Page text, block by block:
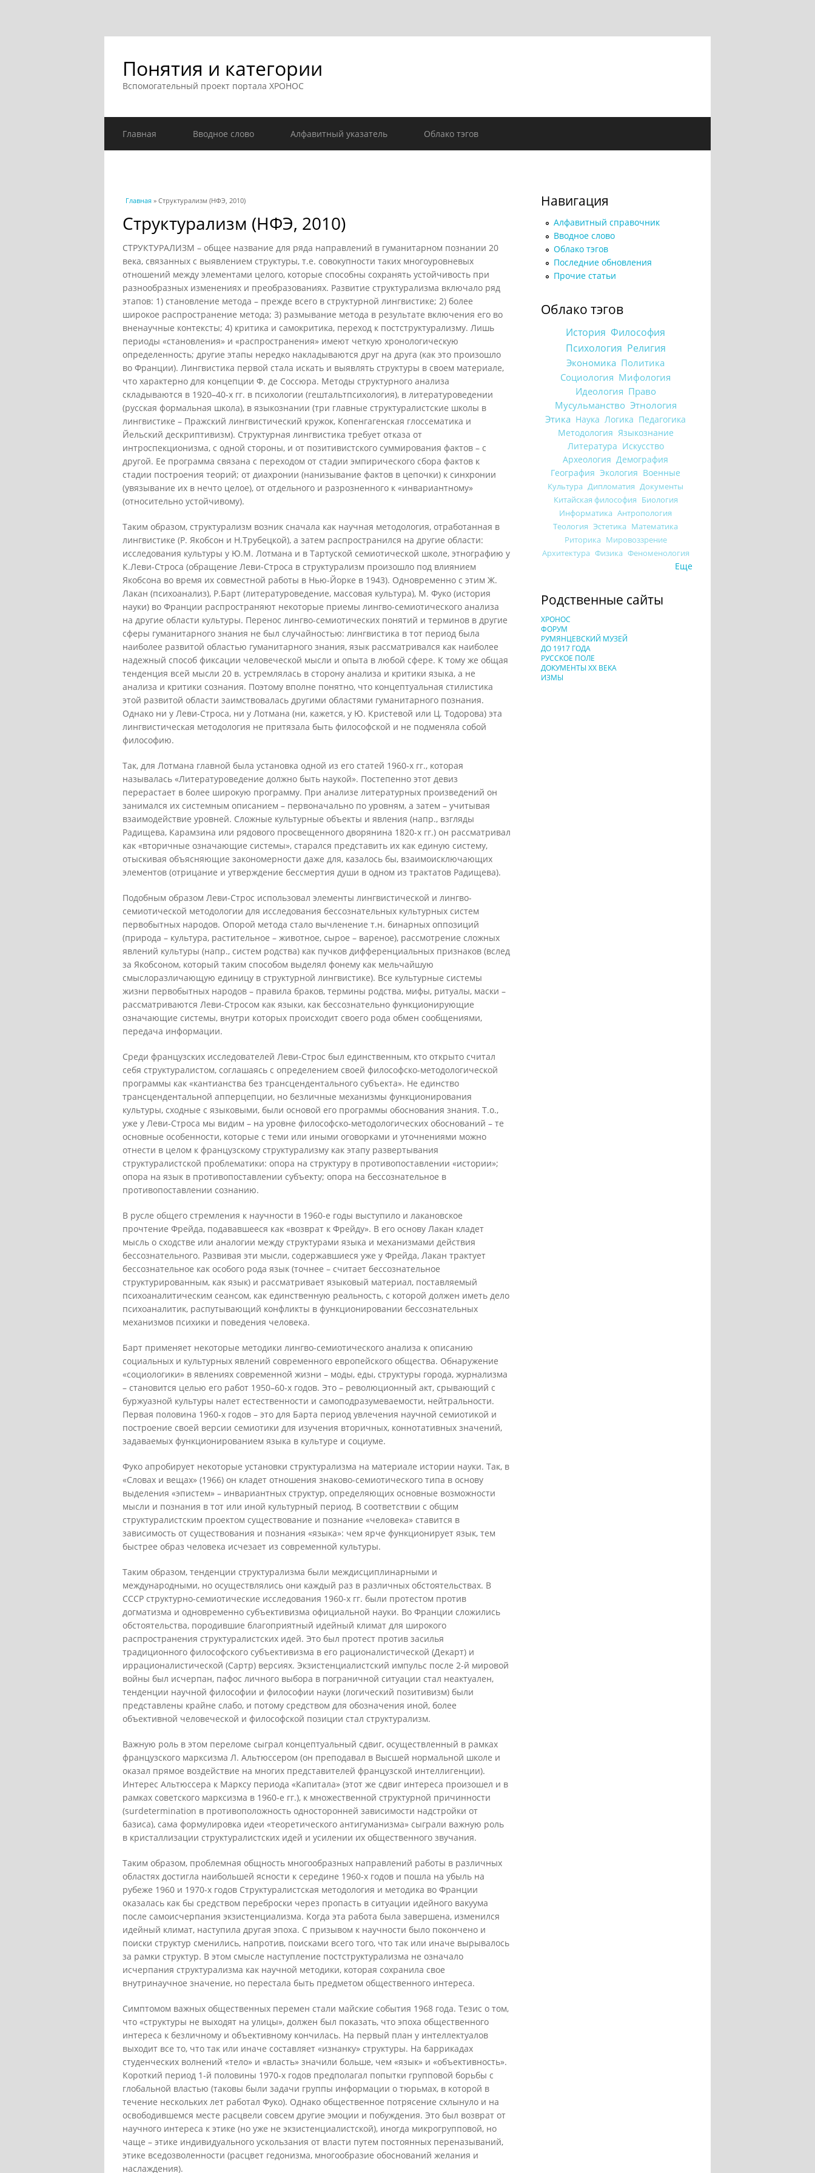
Понятия и категории
Вспомогательный проект портала ХРОНОС
Главная Вводное слово Алфавитный указатель Облако тэгов
Вы здесь
Главная » Структурализм (НФЭ, 2010)
Структурализм (НФЭ, 2010)
СТРУКТУРАЛИЗМ – общее название для ряда направлений в гуманитарном познании 20
века, связанных с выявлением структуры, т.е. совокупности таких многоуровневых
отношений между элементами целого, которые способны сохранять устойчивость при
разнообразных изменениях и преобразованиях. Развитие структурализма включало ряд
этапов: 1) становление метода – прежде всего в структурной лингвистике; 2) более
широкое распространение метода; 3) размывание метода в результате включения его во
вненаучные контексты; 4) критика и самокритика, переход к постструктурализму. Лишь
периоды «становления» и «распространения» имеют четкую хронологическую
определенность; другие этапы нередко накладываются друг на друга (как это произошло
во Франции). Лингвистика первой стала искать и выявлять структуры в своем материале,
что характерно для концепции Ф. де Соссюра. Методы структурного анализа
складываются в 1920–40-х гг. в психологии (гештальтпсихология), в литературоведении
(русская формальная школа), в языкознании (три главные структуралистские школы в
лингвистике – Пражский лингвистический кружок, Копенгагенская глоссематика и
Йельский дескриптивизм). Структурная лингвистика требует отказа от
интроспекционизма, с одной стороны, и от позитивистского суммирования фактов – с
другой. Ее программа связана с переходом от стадии эмпирического сбора фактов к
стадии построения теорий; от диахронии (нанизывание фактов в цепочки) к синхронии
(увязывание их в нечто целое), от отдельного и разрозненного к «инвариантному»
(относительно устойчивому).
Таким образом, структурализм возник сначала как научная методология, отработанная в
лингвистике (Р. Якобсон и Н.Трубецкой), а затем распространился на другие области:
исследования культуры у Ю.М. Лотмана и в Тартуской семиотической школе, этнографию у
К.Леви-Строса (обращение Леви-Строса в структурализм произошло под влиянием
Якобсона во время их совместной работы в Нью-Йорке в 1943). Одновременно с этим Ж.
Лакан (психоанализ), Р.Барт (литературоведение, массовая культура), М. Фуко (история
науки) во Франции распространяют некоторые приемы лингво-семиотического анализа
на другие области культуры. Перенос лингво-семиотических понятий и терминов в другие
сферы гуманитарного знания не был случайностью: лингвистика в тот период была
наиболее развитой областью гуманитарного знания, язык рассматривался как наиболее
надежный способ фиксации человеческой мысли и опыта в любой сфере. К тому же общая
тенденция всей мысли 20 в. устремлялась в сторону анализа и критики языка, а не
анализа и критики сознания. Поэтому вполне понятно, что концептуальная стилистика
этой развитой области заимствовалась другими областями гуманитарного познания.
Однако ни у Леви-Строса, ни у Лотмана (ни, кажется, у Ю. Кристевой или Ц. Тодорова) эта
лингвистическая методология не притязала быть философской и не подменяла собой
философию.
Так, для Лотмана главной была установка одной из его статей 1960-х гг., которая
называлась «Литературоведение должно быть наукой». Постепенно этот девиз
перерастает в более широкую программу. При анализе литературных произведений он
занимался их системным описанием – первоначально по уровням, а затем – учитывая
взаимодействие уровней. Сложные культурные объекты и явления (напр., взгляды
Радищева, Карамзина или рядового просвещенного дворянина 1820-х гг.) он рассматривал
как «вторичные означающие системы», старался представить их как единую систему,
отыскивая объясняющие закономерности даже для, казалось бы, взаимоисключающих
элементов (отрицание и утверждение бессмертия души в одном из трактатов Радищева).
Подобным образом Леви-Строс использовал элементы лингвистической и лингво-
семиотической методологии для исследования бессознательных культурных систем
первобытных народов. Опорой метода стало вычленение т.н. бинарных оппозиций
(природа – культура, растительное – животное, сырое – вареное), рассмотрение сложных
явлений культуры (напр., систем родства) как пучков дифференциальных признаков (вслед
за Якобсоном, который таким способом выделял фонему как мельчайшую
смыслоразличающую единицу в структурной лингвистике). Все культурные системы
жизни первобытных народов – правила браков, термины родства, мифы, ритуалы, маски –
рассматриваются Леви-Стросом как языки, как бессознательно функционирующие
означающие системы, внутри которых происходит своего рода обмен сообщениями,
передача информации.
Среди французских исследователей Леви-Строс был единственным, кто открыто считал
себя структуралистом, соглашаясь с определением своей философско-методологической
программы как «кантианства без трансцендентального субъекта». Не единство
трансцендентальной апперцепции, но безличные механизмы функционирования
культуры, сходные с языковыми, были основой его программы обоснования знания. Т.о.,
уже у Леви-Строса мы видим – на уровне философско-методологических обоснований – те
основные особенности, которые с теми или иными оговорками и уточнениями можно
отнести в целом к французскому структурализму как этапу развертывания
структуралистской проблематики: опора на структуру в противопоставлении «истории»;
опора на язык в противопоставлении субъекту; опора на бессознательное в
противопоставлении сознанию.
В русле общего стремления к научности в 1960-е годы выступило и лакановское
прочтение Фрейда, подававшееся как «возврат к Фрейду». В его основу Лакан кладет
мысль о сходстве или аналогии между структурами языка и механизмами действия
бессознательного. Развивая эти мысли, содержавшиеся уже у Фрейда, Лакан трактует
бессознательное как особого рода язык (точнее – считает бессознательное
структурированным, как язык) и рассматривает языковый материал, поставляемый
психоаналитическим сеансом, как единственную реальность, с которой должен иметь дело
психоаналитик, распутывающий конфликты в функционировании бессознательных
механизмов психики и поведения человека.
Барт применяет некоторые методики лингво-семиотического анализа к описанию
социальных и культурных явлений современного европейского общества. Обнаружение
«социологики» в явлениях современной жизни – моды, еды, структуры города, журнализма
– становится целью его работ 1950–60-х годов. Это – революционный акт, срывающий с
буржуазной культуры налет естественности и самоподразумеваемости, нейтральности.
Первая половина 1960-х годов – это для Барта период увлечения научной семиотикой и
построение своей версии семиотики для изучения вторичных, коннотативных значений,
задаваемых функционированием языка в культуре и социуме.
Фуко апробирует некоторые установки структурализма на материале истории науки. Так, в
«Словах и вещах» (1966) он кладет отношения знаково-семиотического типа в основу
выделения «эпистем» – инвариантных структур, определяющих основные возможности
мысли и познания в тот или иной культурный период. В соответствии с общим
структуралистским проектом существование и познание «человека» ставится в
зависимость от существования и познания «языка»: чем ярче функционирует язык, тем
быстрее образ человека исчезает из современной культуры.
Таким образом, тенденции структурализма были междисциплинарными и
международными, но осуществлялись они каждый раз в различных обстоятельствах. В
СССР структурно-семиотические исследования 1960-х гг. были протестом против
догматизма и одновременно субъективизма официальной науки. Во Франции сложились
обстоятельства, породившие благоприятный идейный климат для широкого
распространения структуралистских идей. Это был протест против засилья
традиционного философского субъективизма в его рационалистической (Декарт) и
иррационалистической (Сартр) версиях. Экзистенциалистский импульс после 2-й мировой
войны был исчерпан, пафос личного выбора в пограничной ситуации стал неактуален,
тенденции научной философии и философии науки (логический позитивизм) были
представлены крайне слабо, и потому средством для обозначения иной, более
объективной человеческой и философской позиции стал структурализм.
Важную роль в этом переломе сыграл концептуальный сдвиг, осуществленный в рамках
французского марксизма Л. Альтюссером (он преподавал в Высшей нормальной школе и
оказал прямое воздействие на многих представителей французской интеллигенции).
Интерес Альтюссера к Марксу периода «Капитала» (этот же сдвиг интереса произошел и в
рамках советского марксизма в 1960-е гг.), к множественной структурной причинности
(surdetermination в противоположность односторонней зависимости надстройки от
базиса), сама формулировка идеи «теоретического антигуманизма» сыграли важную роль
в кристаллизации структуралистских идей и усилении их общественного звучания.
Таким образом, проблемная общность многообразных направлений работы в различных
областях достигла наибольшей ясности к середине 1960-х годов и пошла на убыль на
рубеже 1960 и 1970-х годов Структуралистская методология и методика во Франции
оказалась как бы средством переброски через пропасть в ситуации идейного вакуума
после самоисчерпания экзистенциализма. Когда эта работа была завершена, изменился
идейный климат, наступила другая эпоха. С призывом к научности было покончено и
поиски структур сменились, напротив, поисками всего того, что так или иначе вырывалось
за рамки структур. В этом смысле наступление постструктурализма не означало
исчерпания структурализма как научной методики, которая сохранила свое
внутринаучное значение, но перестала быть предметом общественного интереса.
Симптомом важных общественных перемен стали майские события 1968 года. Тезис о том,
что «структуры не выходят на улицы», должен был показать, что эпоха общественного
интереса к безличному и объективному кончилась. На первый план у интеллектуалов
выходит все то, что так или иначе составляет «изнанку» структуры. На баррикадах
студенческих волнений «тело» и «власть» значили больше, чем «язык» и «объективность».
Короткий период 1-й половины 1970-х годов предполагал попытки групповой борьбы с
глобальной властью (таковы были задачи группы информации о тюрьмах, в которой в
течение нескольких лет работал Фуко). Однако общественное потрясение схлынуло и на
освободившемся месте расцвели совсем другие эмоции и побуждения. Это был возврат от
научного интереса к этике (но уже не экзистенциалистской), иногда микрогрупповой, но
чаще – этике индивидуального ускользания от власти путем постоянных переназываний,
этике вседозволенности (расцвет гедонизма, многообразие обоснований желания и
наслаждения).
Навигация
Алфавитный справочник
Вводное слово
Облако тэгов
Последние обновления
Прочие статьи
Облако тэгов
История Философия
Психология Религия
Экономика Политика
Социология Мифология
Идеология Право
Мусульманство Этнология
Этика Наука Логика Педагогика
Методология Языкознание
Литература Искусство
Археология Демография
География Экология Военные
Культура Дипломатия Документы
Китайская философия Биология
Информатика Антропология
Теология Эстетика Математика
Риторика Мировоззрение
Архитектура Физика Феноменология
Еще
Родственные сайты
ХРОНОС
ФОРУМ
РУМЯНЦЕВСКИЙ МУЗЕЙ
ДО 1917 ГОДА
РУССКОЕ ПОЛЕ
ДОКУМЕНТЫ XX ВЕКА
ИЗМЫ